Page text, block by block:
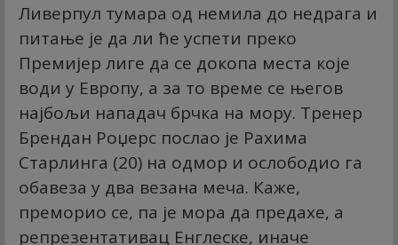
Ливерпул тумара од немила до недрага и
питање је да ли ће успети преко
Премијер лиге да се докопа места које
води у Европу, а за то време се његов
најбољи нападач брчка на мору. Тренер
Брендан Роџерс послао је Рахима
Старлинга (20) на одмор и ослободио га
обавеза у два везана меча. Каже,
преморио се, па је мора да предахе, а
репрезентативац Енглеске, иначе